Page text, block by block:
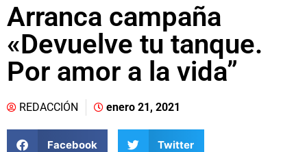
Arranca campaña
«Devuelve tu tanque.
Por amor a la vida”
REDACCIÓN enero 21, 2021
Facebook Twitter